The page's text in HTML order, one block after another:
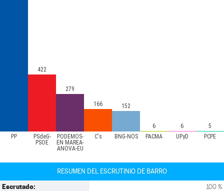
PP
PSdeG-
PSOE
PODEMOS-
EN MAREA-
ANOVA-EU
C's BNG-NÓS PACMA UPyD PCPE
422
279
166 152
6 6 5
RESUMEN DEL ESCRUTINIO DE BARRO
Escrutado: 100 %